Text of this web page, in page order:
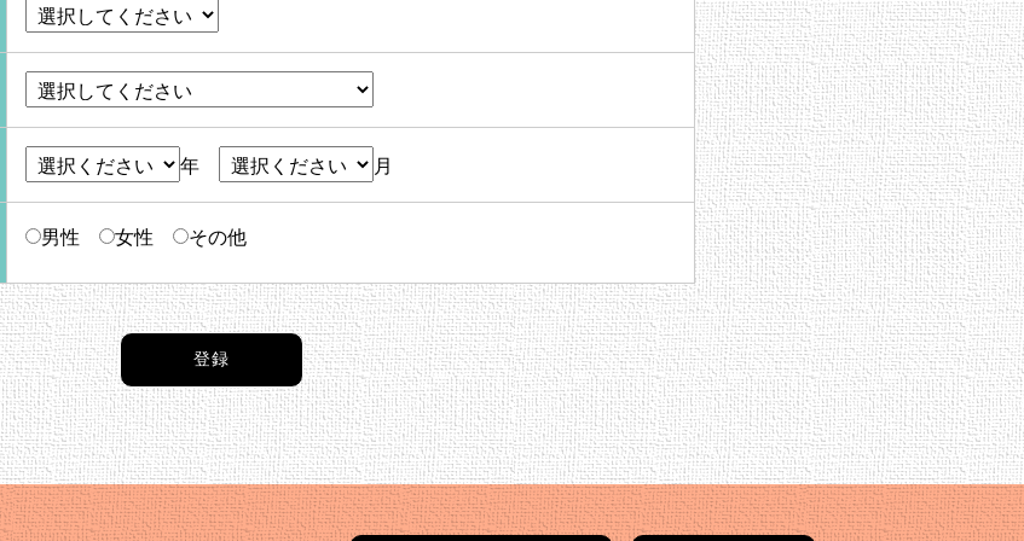
年 月
男性 女性 その他